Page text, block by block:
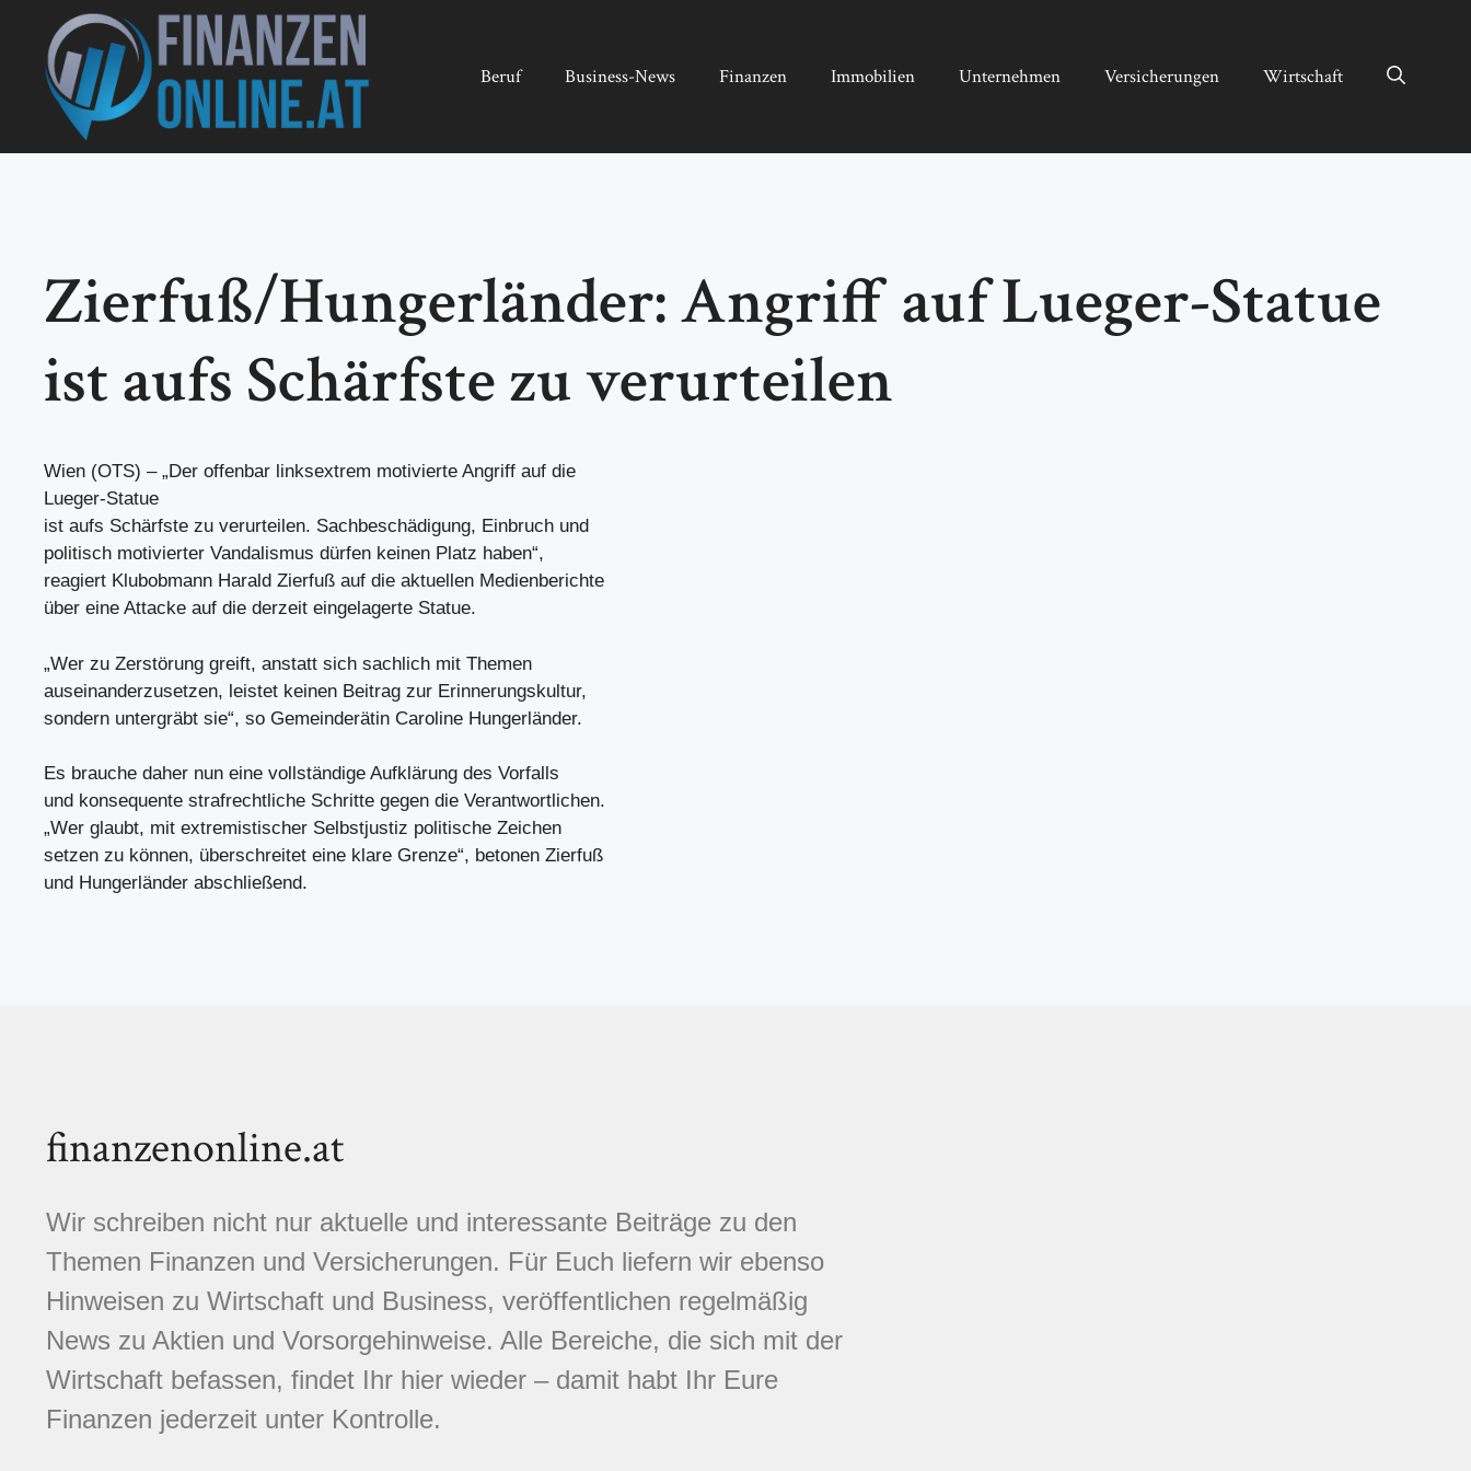
springen
Beruf Business-News Finanzen Immobilien Unternehmen Versicherungen Wirtschaft
Zierfuß/Hungerländer: Angriff auf Lueger-Statue
ist aufs Schärfste zu verurteilen
Wien (OTS) – „Der offenbar linksextrem motivierte Angriff auf die
Lueger-Statue
ist aufs Schärfste zu verurteilen. Sachbeschädigung, Einbruch und
politisch motivierter Vandalismus dürfen keinen Platz haben“,
reagiert Klubobmann Harald Zierfuß auf die aktuellen Medienberichte
über eine Attacke auf die derzeit eingelagerte Statue.
„Wer zu Zerstörung greift, anstatt sich sachlich mit Themen
auseinanderzusetzen, leistet keinen Beitrag zur Erinnerungskultur,
sondern untergräbt sie“, so Gemeinderätin Caroline Hungerländer.
Es brauche daher nun eine vollständige Aufklärung des Vorfalls
und konsequente strafrechtliche Schritte gegen die Verantwortlichen.
„Wer glaubt, mit extremistischer Selbstjustiz politische Zeichen
setzen zu können, überschreitet eine klare Grenze“, betonen Zierfuß
und Hungerländer abschließend.
finanzenonline.at
Wir schreiben nicht nur aktuelle und interessante Beiträge zu den
Themen Finanzen und Versicherungen. Für Euch liefern wir ebenso
Hinweisen zu Wirtschaft und Business, veröffentlichen regelmäßig
News zu Aktien und Vorsorgehinweise. Alle Bereiche, die sich mit der
Wirtschaft befassen, findet Ihr hier wieder – damit habt Ihr Eure
Finanzen jederzeit unter Kontrolle.